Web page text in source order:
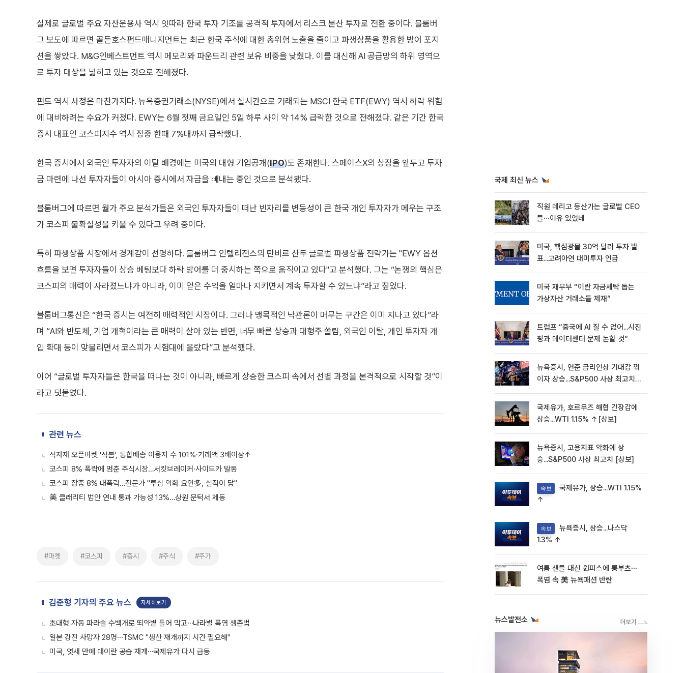
실제로 글로벌 주요 자산운용사 역시 잇따라 한국 투자 기조를 공격적 투자에서 리스크 분산 투자로 전환 중이다. 블룸버
그 보도에 따르면 골든호스펀드매니지먼트는 최근 한국 주식에 대한 총위험 노출을 줄이고 파생상품을 활용한 방어 포지
션을 쌓았다. M&G인베스트먼트 역시 메모리와 파운드리 관련 보유 비중을 낮췄다. 이를 대신해 AI 공급망의 하위 영역으
로 투자 대상을 넓히고 있는 것으로 전해졌다.
펀드 역시 사정은 마찬가지다. 뉴욕증권거래소(NYSE)에서 실시간으로 거래되는 MSCI 한국 ETF(EWY) 역시 하락 위험
에 대비하려는 수요가 커졌다. EWY는 6월 첫째 금요일인 5일 하루 사이 약 14% 급락한 것으로 전해졌다. 같은 기간 한국
증시 대표인 코스피지수 역시 장중 한때 7%대까지 급락했다.
한국 증시에서 외국인 투자자의 이탈 배경에는 미국의 대형 기업공개(IPO)도 존재한다. 스페이스X의 상장을 앞두고 투자
금 마련에 나선 투자자들이 아시아 증시에서 자금을 빼내는 중인 것으로 분석됐다.
블룸버그에 따르면 월가 주요 분석가들은 외국인 투자자들이 떠난 빈자리를 변동성이 큰 한국 개인 투자자가 메우는 구조
가 코스피 불확실성을 키울 수 있다고 우려 중이다.
특히 파생상품 시장에서 경계감이 선명하다. 블룸버그 인텔리전스의 탄비르 산두 글로벌 파생상품 전략가는 "EWY 옵션
흐름을 보면 투자자들이 상승 베팅보다 하락 방어를 더 중시하는 쪽으로 움직이고 있다"고 분석했다. 그는 “논쟁의 핵심은
코스피의 매력이 사라졌느냐가 아니라, 이미 얻은 수익을 얼마나 지키면서 계속 투자할 수 있느냐”라고 짚었다.
블룸버그통신은 “한국 증시는 여전히 매력적인 시장이다. 그러나 맹목적인 낙관론이 머무는 구간은 이미 지나고 있다”라
며 “AI와 반도체, 기업 개혁이라는 큰 매력이 살아 있는 반면, 너무 빠른 상승과 대형주 쏠림, 외국인 이탈, 개인 투자자 개
입 확대 등이 맞물리면서 코스피가 시험대에 올랐다”고 분석했다.
이어 “글로벌 투자자들은 한국을 떠나는 것이 아니라, 빠르게 상승한 코스피 속에서 선별 과정을 본격적으로 시작할 것”이
라고 덧붙였다.
관련 뉴스
식자재 오픈마켓 '식봄', 통합배송 이용자 수 101%·거래액 3배이상↑
코스피 8% 폭락에 멈춘 주식시장…서킷브레이커·사이드카 발동
코스피 장중 8% 대폭락…전문가 "투심 악화 요인多, 실적이 답"
美 클래리티 법안 연내 통과 가능성 13%…상원 문턱서 제동
#마켓 #코스피 #증시 #주식 #주가
김준형 기자의 주요 뉴스 자세히보기
초대형 자동 파라솔 수백개로 뙤약볕 틀어 막고⋯나라별 폭염 생존법
일본 강진 사망자 28명⋯TSMC "생산 재개까지 시간 필요해"
미국, 엿새 만에 대이란 공습 재개⋯국제유가 다시 급등
국제 최신 뉴스
직원 데리고 등산가는 글로벌 CEO
들⋯이유 있었네
미국, 핵심광물 30억 달러 투자 발
표...고려아연 대미투자 언급
미국 재무부 “이란 자금세탁 돕는
가상자산 거래소들 제재”
트럼프 “중국에 AI 질 수 없어...시진
핑과 데이터센터 문제 논할 것”
뉴욕증시, 연준 금리인상 기대감 꺾
이자 상승...S&P500 사상 최고치
국제유가, 호르무즈 해협 긴장감에
상승...WTI 1.15% ↑[상보]
뉴욕증시, 고용지표 악화에 상
승...S&P500 사상 최고치 [상보]
속보
↑
속보
1.3% ↑
여름 샌들 대신 원피스에 롱부츠⋯
폭염 속 美 뉴욕패션 반란
뉴스발전소